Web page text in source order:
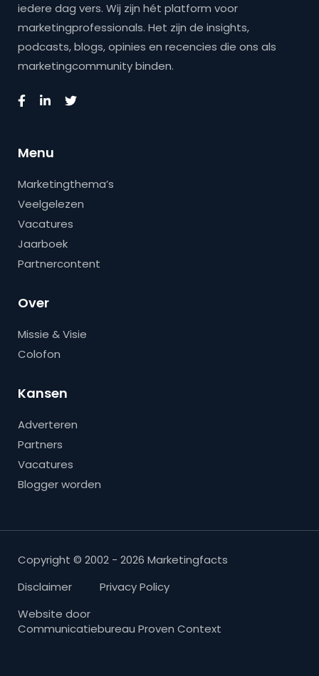
iedere dag vers. Wij zijn hét platform voor
marketingprofessionals. Het zijn de insights,
podcasts, blogs, opinies en recencies die ons als
marketingcommunity binden.
Menu
Marketingthema’s
Veelgelezen
Vacatures
Jaarboek
Partnercontent
Over
Missie & Visie
Colofon
Kansen
Adverteren
Partners
Vacatures
Blogger worden
Copyright © 2002 - 2026 Marketingfacts
Disclaimer
Privacy Policy
Website door
Communicatiebureau Proven Context